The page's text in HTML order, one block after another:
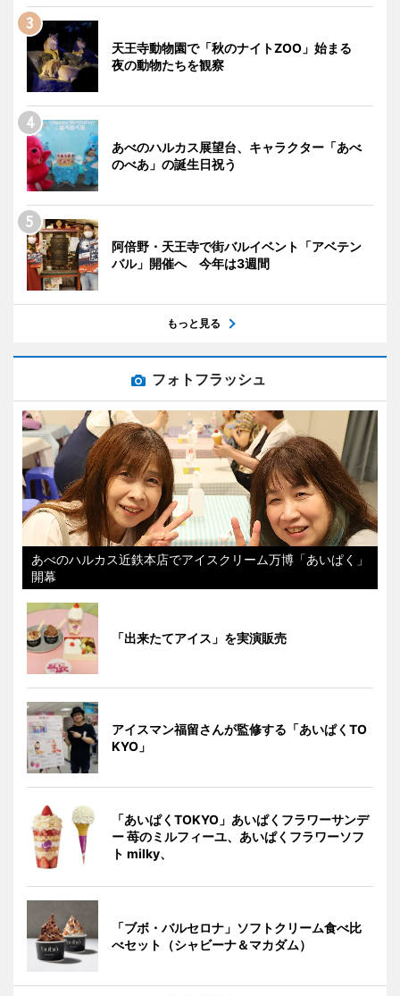
天王寺動物園で「秋のナイトZOO」始まる
夜の動物たちを観察
あべのハルカス展望台、キャラクター「あべ
のべあ」の誕生日祝う
阿倍野・天王寺で街バルイベント「アベテン
バル」開催へ 今年は3週間
もっと見る
フォトフラッシュ
あべのハルカス近鉄本店でアイスクリーム万博「あいぱく」
開幕
「出来たてアイス」を実演販売
アイスマン福留さんが監修する「あいぱくTO
KYO」
「あいぱくTOKYO」あいぱくフラワーサンデ
ー 苺のミルフィーユ、あいぱくフラワーソフ
ト milky、
「ブボ・バルセロナ」ソフトクリーム食べ比
べセット（シャビーナ＆マカダム）